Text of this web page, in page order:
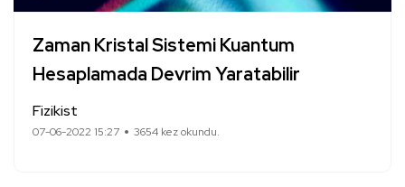
Zaman Kristal Sistemi Kuantum
Hesaplamada Devrim Yaratabilir
Fizikist
07-06-2022 15:27 3654 kez okundu.